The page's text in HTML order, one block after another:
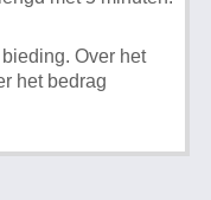
Over het
het bedrag